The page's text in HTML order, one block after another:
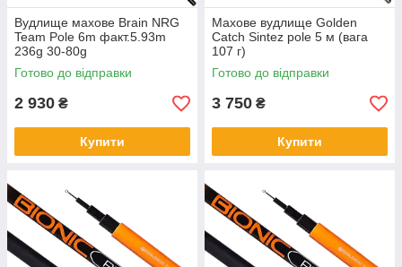
Вудлище махове Brain NRG
Team Pole 6m факт.5.93m
236g 30-80g
Готово до відправки
2 930 ₴
Купити
Махове вудлище Golden
Catch Sintez pole 5 м (вага
107 г)
Готово до відправки
3 750 ₴
Купити